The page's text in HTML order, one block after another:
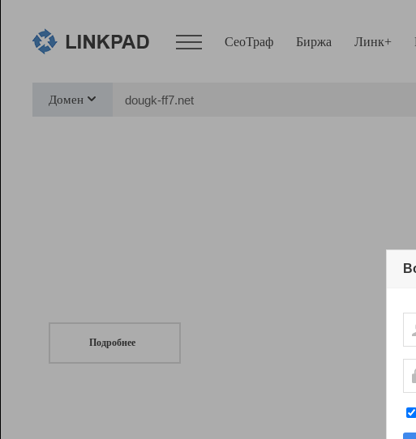
СеоТраф Биржа Линк+
Домен
Подробнее